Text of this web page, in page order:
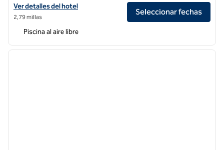
Ver detalles del hotel Waldorf Astoria Beverly Hills
Ver detalles del hotel
2,79 millas
Seleccionar fechas
Piscina al aire libre
1 de 11